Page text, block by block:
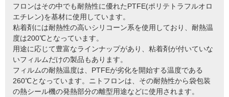
フロンはその中でも耐熱性に優れたPTFE(ポリテトラフルオロ
エチレン)を基材に使用しています。
粘着剤には耐熱性の高いシリコーン系を使用しており、耐熱温
度は200℃となっています。
用途に応じて豊富なラインナップがあり、粘着剤が付いていな
いフィルムだけの製品もあります。
フィルムの耐熱温度は、PTFEが劣化を開始する温度である
260℃となっています。ニトフロンは、その耐熱性から袋包装
の熱シール機の発熱部分の離型用途などに使用されます。